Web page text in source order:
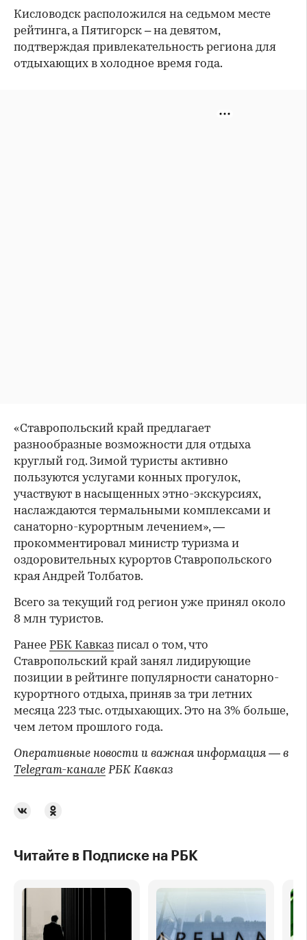
Кисловодск расположился на седьмом месте
рейтинга, а Пятигорск – на девятом,
подтверждая привлекательность региона для
отдыхающих в холодное время года.
«Ставропольский край предлагает
разнообразные возможности для отдыха
круглый год. Зимой туристы активно
пользуются услугами конных прогулок,
участвуют в насыщенных этно-экскурсиях,
наслаждаются термальными комплексами и
санаторно-курортным лечением», —
прокомментировал министр туризма и
оздоровительных курортов Ставропольского
края Андрей Толбатов.
Всего за текущий год регион уже принял около
8 млн туристов.
Ранее РБК Кавказ писал о том, что
Ставропольский край занял лидирующие
позиции в рейтинге популярности санаторно-
курортного отдыха, приняв за три летних
месяца 223 тыс. отдыхающих. Это на 3% больше,
чем летом прошлого года.
Оперативные новости и важная информация — в
Telegram-канале РБК Кавказ
Читайте в Подписке на РБК